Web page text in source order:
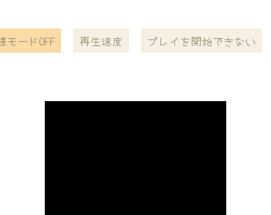
モードOFF 再生速度 プレイを開始できない